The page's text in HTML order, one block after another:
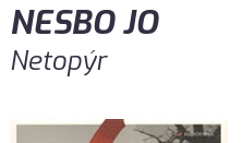
NESBO JO
Netopýr